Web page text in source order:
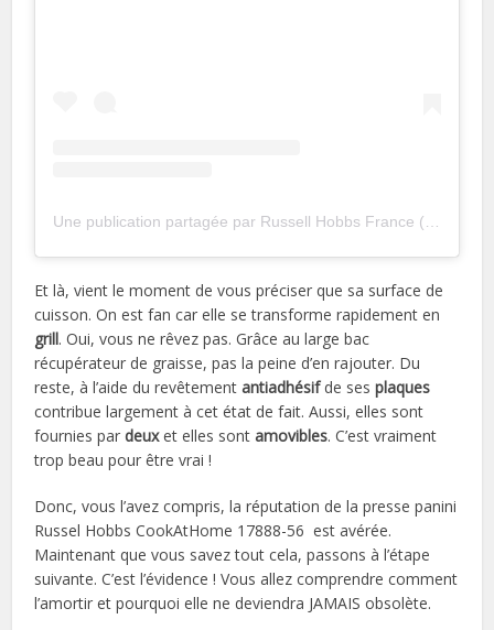
Une publication partagée par Russell Hobbs France (@russellhobbsfr)
Et là, vient le moment de vous préciser que sa surface de
cuisson. On est fan car elle se transforme rapidement en
grill. Oui, vous ne rêvez pas. Grâce au large bac
récupérateur de graisse, pas la peine d’en rajouter. Du
reste, à l’aide du revêtementantiadhésifde sesplaques
contribue largement à cet état de fait. Aussi, elles sont
fournies pardeuxet elles sontamovibles. C’est vraiment
trop beau pour être vrai !
Donc, vous l’avez compris, la réputation de la presse panini
Russel Hobbs CookAtHome 17888-56 est avérée.
Maintenant que vous savez tout cela, passons à l’étape
suivante. C’est l’évidence ! Vous allez comprendre comment
l’amortir et pourquoi elle ne deviendra JAMAIS obsolète.